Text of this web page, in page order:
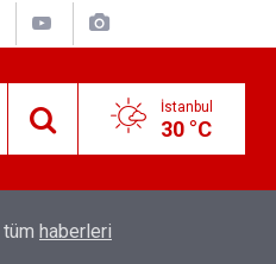
İstanbul
30 °C
İddia! Mohamed Salah
tüm haberleri